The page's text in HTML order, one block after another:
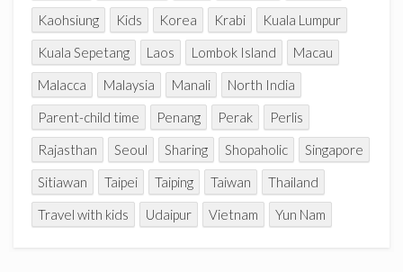
Kaohsiung
Kids Korea Krabi
Kuala Lumpur
Kuala Sepetang
Laos Lombok Island
Macau
Malacca
Malaysia Manali
North India
Parent-child time
Penang Perak
Perlis
Rajasthan
Seoul Sharing Shopaholic
Singapore
Sitiawan
Taipei Taiping Taiwan
Thailand
Travel with kids
Udaipur Vietnam Yun Nam